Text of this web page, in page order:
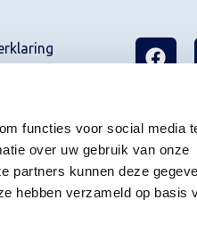
functies voor social media
over uw gebruik van onze
partners kunnen deze
hebben verzameld op basis